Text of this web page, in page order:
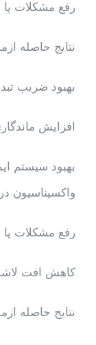
رفع مشكلات
نتايج حاصله
بهبود ضريب
افزايش
بهبود سيستم
واكسيناسيون
رفع مشكلات
كاهش افت لاشه
نتايج حاصله